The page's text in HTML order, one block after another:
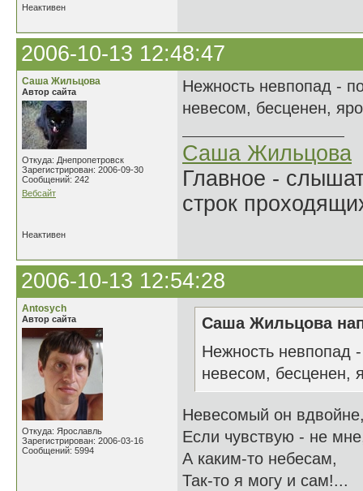
Неактивен
2006-10-13 12:48:47
Саша Жильцова
Автор сайта
Откуда: Днепропетровск
Зарегистрирован: 2006-09-30
Сообщений: 242
Вебсайт
Нежность невпопад -
невесом, бесценен,
Саша Жильцова
Главное -
строк
Неактивен
2006-10-13 12:54:28
Antosych
Автор сайта
Откуда: Ярославль
Зарегистрирован: 2006-03-16
Сообщений: 5994
Саша Жильцова
Нежность невпопад
невесом, бесценен,
Невесомый он
Если чувствую - не
А каким-то небесам,
Так-то я могу и сам!...